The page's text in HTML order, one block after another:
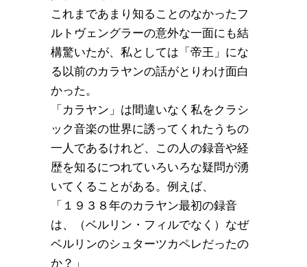
これまであまり知ることのなかったフ
ルトヴェングラーの意外な一面にも結
構驚いたが、私としては「帝王」にな
る以前のカラヤンの話がとりわけ面白
かった。
「カラヤン」は間違いなく私をクラシ
ック音楽の世界に誘ってくれたうちの
一人であるけれど、この人の録音や経
歴を知るにつれていろいろな疑問が湧
いてくることがある。例えば、
「１９３８年のカラヤン最初の録音
は、（ベルリン・フィルでなく）なぜ
ベルリンのシュターツカペレだったの
か？」